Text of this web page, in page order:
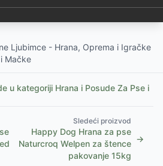
Ljubimce - Hrana, Oprema i Igračke
Mačke
u kategoriji Hrana i Posude Za Pse i
Sledeći proizvod
Happy Dog Hrana za pse
Naturcroq Welpen za štence
pakovanje 15kg
→